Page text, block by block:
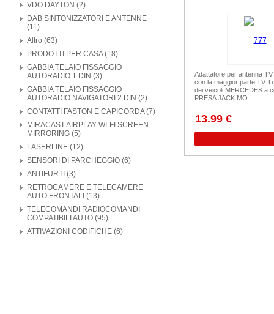
VDO DAYTON (2)
DAB SINTONIZZATORI E ANTENNE
(11)
Altro (63)
PRODOTTI PER CASA (18)
GABBIA TELAIO FISSAGGIO
AUTORADIO 1 DIN (3)
GABBIA TELAIO FISSAGGIO
AUTORADIO NAVIGATORI 2 DIN (2)
CONTATTI FASTON E CAPICORDA (7)
MIRACAST AIRPLAY WI-FI SCREEN
MIRRORING (5)
LASERLINE (12)
SENSORI DI PARCHEGGIO (6)
ANTIFURTI (3)
RETROCAMERE E TELECAMERE
AUTO FRONTALI (13)
TELECOMANDI RADIOCOMANDI
COMPATIBILI AUTO (95)
ATTIVAZIONI CODIFICHE (6)
Adattatore per antenna
con la maggior parte TV
dei veicoli MERCEDES a
PRESA JACK MO...
13.99 €